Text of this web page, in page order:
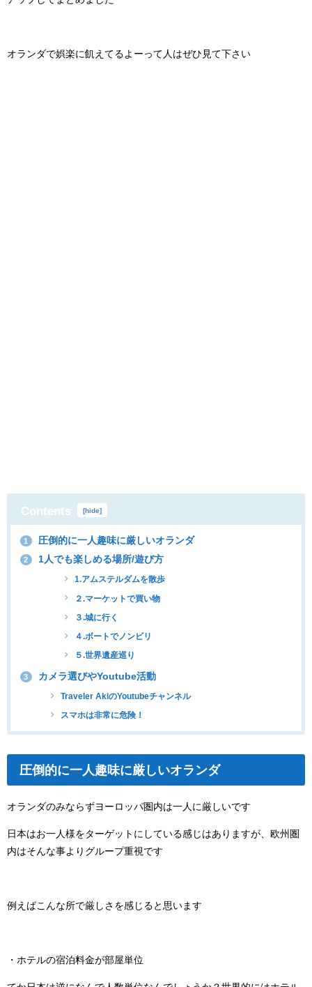
オランダで娯楽に飢えてるよーって人はぜひ見て下さい
Contents [hide]
1 圧倒的に一人趣味に厳しいオランダ
2 1人でも楽しめる場所/遊び方
1.アムステルダムを散歩
２.マーケットで買い物
３.城に行く
４.ボートでノンビリ
５.世界遺産巡り
3 カメラ選びやYoutube活動
Traveler AkiのYoutubeチャンネル
スマホは非常に危険！
圧倒的に一人趣味に厳しいオランダ
オランダのみならずヨーロッパ圏内は一人に厳しいです
日本はお一人様をターゲットにしている感じはありますが、欧州圏
内はそんな事よりグループ重視です
例えばこんな所で厳しさを感じると思います
・ホテルの宿泊料金が部屋単位